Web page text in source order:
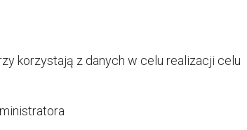
korzystają z danych w celu realizacji celu